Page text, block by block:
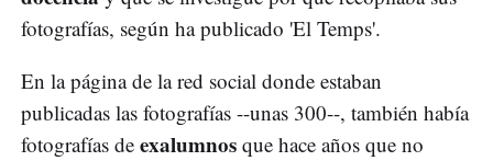
fotografías, según ha publicado 'El Temps'.
En la página de la red social donde estaban
publicadas las fotografías --unas 300--, también había
fotografías de exalumnos que hace años que no